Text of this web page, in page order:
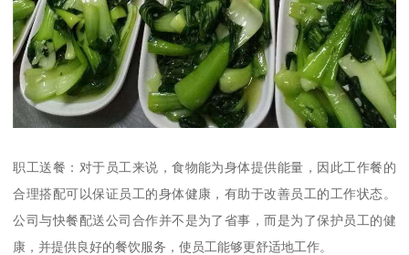
职工送餐：对于员工来说，食物能为身体提供能量，因此工作餐的
合理搭配可以保证员工的身体健康，有助于改善员工的工作状态。
公司与快餐配送公司合作并不是为了省事，而是为了保护员工的健
康，并提供良好的餐饮服务，使员工能够更舒适地工作。